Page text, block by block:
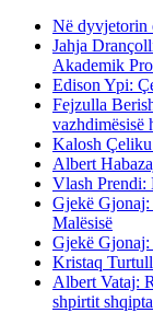
Në dyvjetorin
Jahja
Akademik
Edison Ypi:
Fejzulla
vazhdimësisë
Kalosh
Albert
Vlash Prendi:
Gjekë Gjonaj:
Malësisë
Gjekë
Kristaq
Albert Vataj:
shpirtit